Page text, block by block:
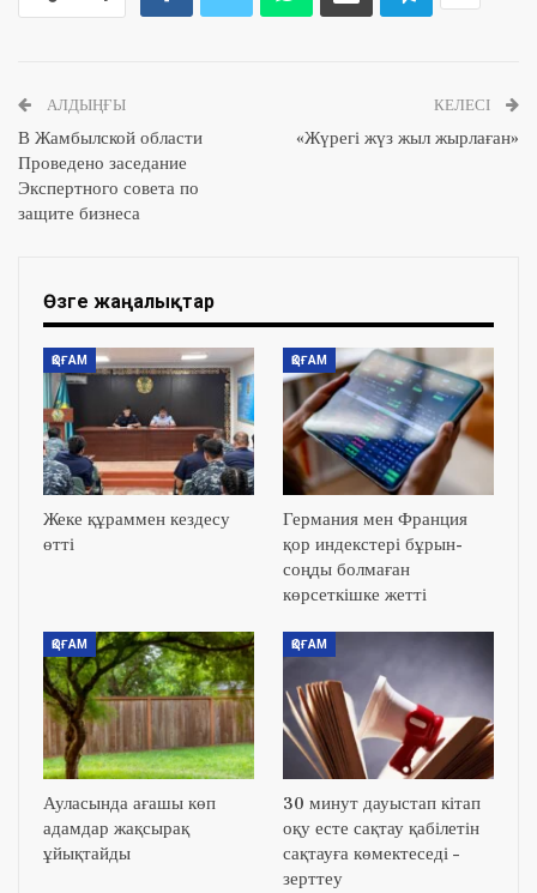
АЛДЫҢҒЫ
В Жамбылской области
Проведено заседание
Экспертного совета по
защите бизнеса
КЕЛЕСІ
«Жүрегі жүз жыл жырлаған»
Өзге жаңалықтар
ҚОҒАМ
Жеке құраммен кездесу
өтті
ҚОҒАМ
Германия мен Франция
қор индекстері бұрын-
соңды болмаған
көрсеткішке жетті
ҚОҒАМ
Ауласында ағашы көп
адамдар жақсырақ
ұйықтайды
ҚОҒАМ
30 минут дауыстап кітап
оқу есте сақтау қабілетін
сақтауға көмектеседі –
зерттеу